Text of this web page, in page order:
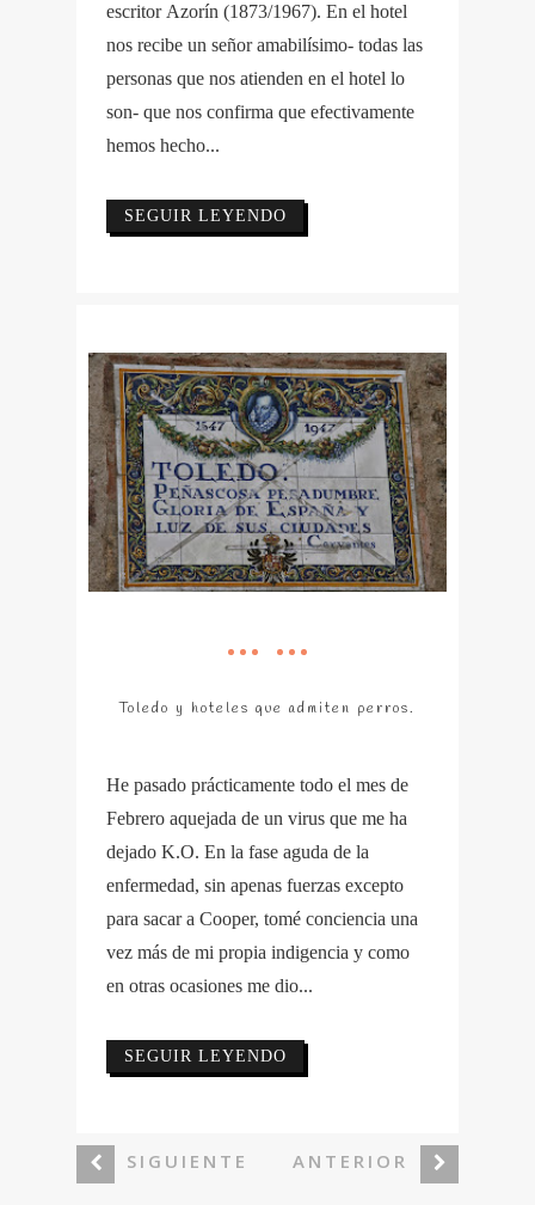
escritor Azorín (1873/1967). En el hotel
nos recibe un señor amabilísimo- todas las
personas que nos atienden en el hotel lo
son- que nos confirma que efectivamente
hemos hecho...
SEGUIR LEYENDO
Toledo y hoteles que admiten perros.
He pasado prácticamente todo el mes de
Febrero aquejada de un virus que me ha
dejado K.O. En la fase aguda de la
enfermedad, sin apenas fuerzas excepto
para sacar a Cooper, tomé conciencia una
vez más de mi propia indigencia y como
en otras ocasiones me dio...
SEGUIR LEYENDO
SIGUIENTE ANTERIOR